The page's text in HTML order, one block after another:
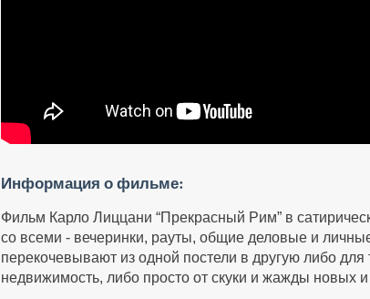
Информация о фильме:
Фильм Карло Лиццани “Прекрасный Рим” в
со всеми - вечеринки, рауты, общие деловые и
перекочевывают из одной постели в другую либо
недвижимость, либо просто от скуки и жажды новых